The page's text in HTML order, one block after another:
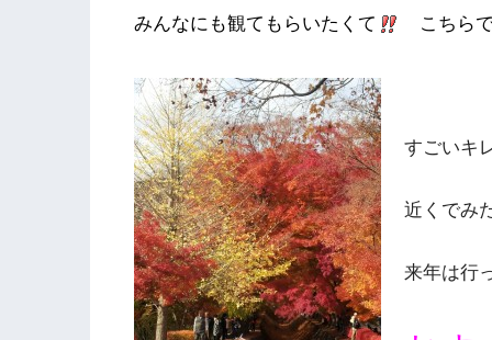
みんなにも観てもらいたくて こちら
すごいキ
近くでみ
来年は行